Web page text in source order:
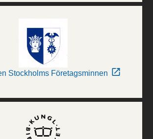
Stockholms Företagsminnen